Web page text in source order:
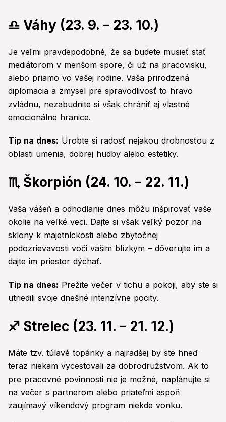
♎ Váhy (23. 9. – 23. 10.)
Je veľmi pravdepodobné, že sa budete musieť stať
mediátorom v menšom spore, či už na pracovisku,
alebo priamo vo vašej rodine. Vaša prirodzená
diplomacia a zmysel pre spravodlivosť to hravo
zvládnu, nezabudnite si však chrániť aj vlastné
emocionálne hranice.
Tip na dnes: Urobte si radosť nejakou drobnosťou z
oblasti umenia, dobrej hudby alebo estetiky.
♏ Škorpión (24. 10. – 22. 11.)
Vaša vášeň a odhodlanie dnes môžu inšpirovať vaše
okolie na veľké veci. Dajte si však veľký pozor na
sklony k majetníckosti alebo zbytočnej
podozrievavosti voči vašim blízkym – dôverujte im a
dajte im priestor dýchať.
Tip na dnes: Prežite večer v tichu a pokoji, aby ste si
utriedili svoje dnešné intenzívne pocity.
♐ Strelec (23. 11. – 21. 12.)
Máte tzv. túlavé topánky a najradšej by ste hneď
teraz niekam vycestovali za dobrodružstvom. Ak to
pre pracovné povinnosti nie je možné, naplánujte si
na večer s partnerom alebo priateľmi aspoň
zaujímavý víkendový program niekde vonku.